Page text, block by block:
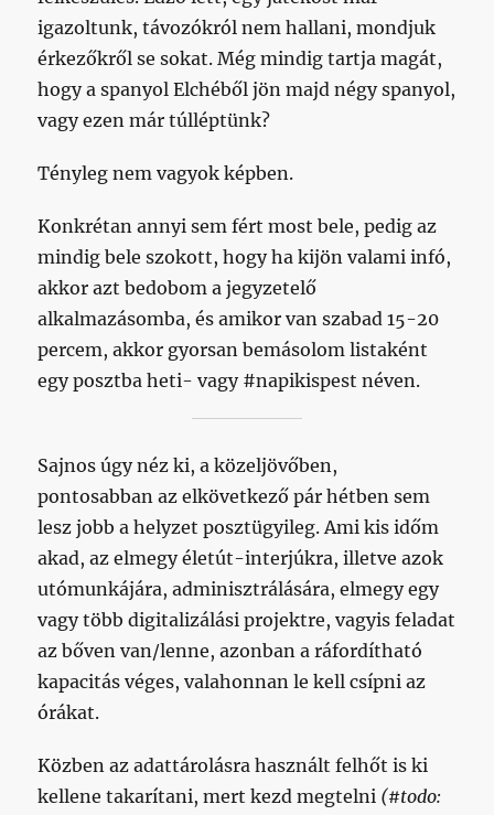
igazoltunk, távozókról nem hallani, mondjuk
érkezőkről se sokat. Még mindig tartja magát,
hogy a spanyol Elchéből jön majd négy spanyol,
vagy ezen már túlléptünk?
Tényleg nem vagyok képben.
Konkrétan annyi sem fért most bele, pedig az
mindig bele szokott, hogy ha kijön valami infó,
akkor azt bedobom a jegyzetelő
alkalmazásomba, és amikor van szabad 15-20
percem, akkor gyorsan bemásolom listaként
egy posztba heti- vagy #napikispest néven.
Sajnos úgy néz ki, a közeljövőben,
pontosabban az elkövetkező pár hétben sem
lesz jobb a helyzet posztügyileg. Ami kis időm
akad, az elmegy életút-interjúkra, illetve azok
utómunkájára, adminisztrálására, elmegy egy
vagy több digitalizálási projektre, vagyis feladat
az bőven van/lenne, azonban a ráfordítható
kapacitás véges, valahonnan le kell csípni az
órákat.
Közben az adattárolásra használt felhőt is ki
kellene takarítani, mert kezd megtelni (#todo: